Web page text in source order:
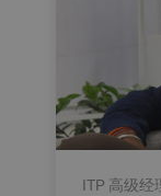
ITP 高级经